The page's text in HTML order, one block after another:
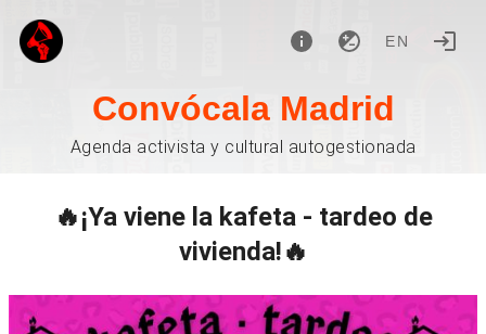
EN
Convócala Madrid
Agenda activista y cultural autogestionada
🔥¡Ya viene la kafeta - tardeo de
vivienda!🔥